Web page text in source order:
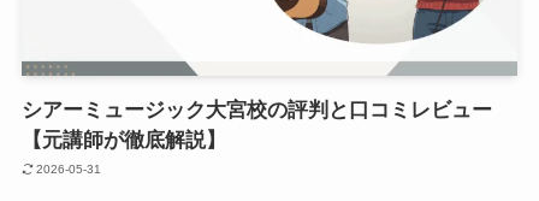
シアーミュージック大宮校の評判と口コミレビュー
【元講師が徹底解説】
2026-05-31